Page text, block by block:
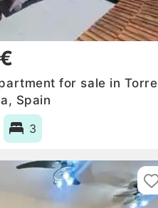
for sale in Torre
Spain
3